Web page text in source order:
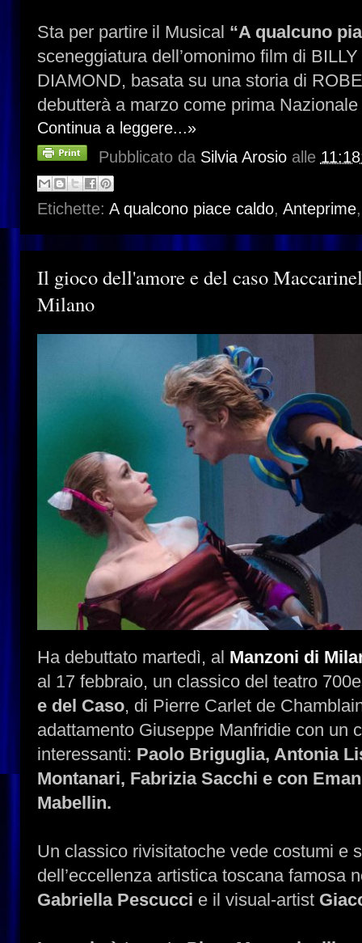
Sta per partire il Musical “A qualcuno
sceneggiatura dell’omonimo film di
DIAMOND, basata su una storia di
debutterà a marzo come prima
Continua a leggere...»
Pubblicato da Silvia Arosio alle
Etichette: A qualcono piace caldo, Anteprime
Il gioco dell'amore e del caso
Milano
Ha debuttato martedì, al Manzoni di
al 17 febbraio, un classico del teatro
e del Caso, di Pierre Carlet de
adattamento Giuseppe Manfridie con un
interessanti: Paolo Briguglia, Antonia
Montanari, Fabrizia Sacchi e con
Mabellin.
Un classico rivisitatoche vede costumi e
dell’eccellenza artistica toscana famosa
Gabriella Pescucci e il visual-artist